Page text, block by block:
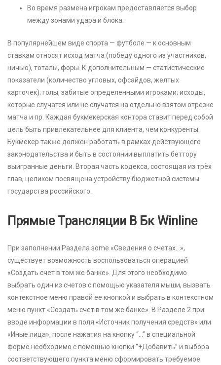
Во время размена игрокам предоставляется выбор
между зонами удара и блока.
В популярнейшем виде спорта — футболе — к основным
ставкам относят исход матча (победу одного из участников,
ничью), тоталы, форы. К дополнительным — статистические
показатели (количество угловых, офсайдов, желтых
карточек); голы, забитые определенными игроками; исходы,
которые случатся или не случатся на отдельно взятом отрезке
матча и пр. Каждая букмекерская контора ставит перед собой
цель быть привлекательнее для клиента, чем конкуренты.
Букмекер также должен работать в рамках действующего
законодательства и быть в состоянии выплатить беттору
выигранные деньги. Вторая часть кодекса, состоящая из трёх
глав, целиком посвящена устройству бюджетной системы
государства российского.
Прямые Трансляции В Бк Winline
При заполнении Раздела some «Сведения о счетах…»,
существует возможность воспользоваться операцией
«Создать счет в том же банке». Для этого необходимо
выбрать один из счетов с помощью указателя мыши, вызвать
контекстное меню правой ее кнопкой и выбрать в контекстном
меню пункт «Создать счет в том же банке». В Разделе 2 при
вводе информации в поля «Источник получения средств» или
«Иные лица», после нажатия на кнопку “…” в специальной
форме необходимо с помощью кнопки “+Добавить” и выбора
соответствующего пункта меню сформировать требуемое